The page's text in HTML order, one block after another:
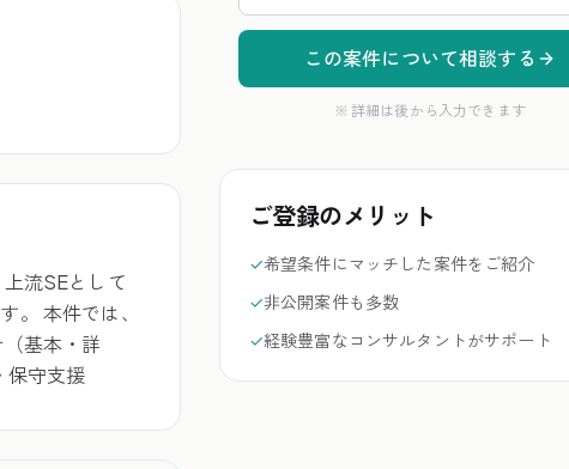
流SEとして
。 本件では、
基本・詳
保守支援
この案件について相談する
※ 詳細は後から入力できます
ご登録のメリット
✓希望条件にマッチした案件をご紹介
✓非公開案件も多数
✓経験豊富なコンサルタントがサポート